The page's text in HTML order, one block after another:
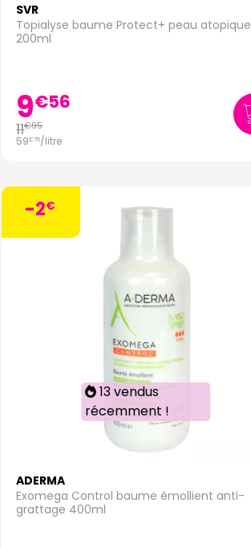
SVR
Topialyse baume Protect+ peau atopique
200ml
9€56
11€95
59€75/litre
-2€
13 vendus
récemment !
ADERMA
Exomega Control baume émollient anti-
grattage 400ml